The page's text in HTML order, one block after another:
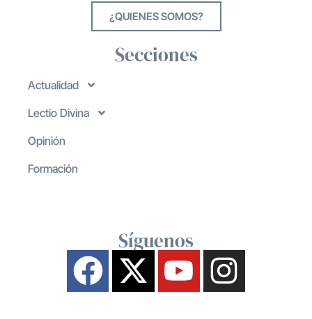
¿QUIENES SOMOS?
Secciones
Actualidad
Lectio Divina
Opinión
Formación
Síguenos